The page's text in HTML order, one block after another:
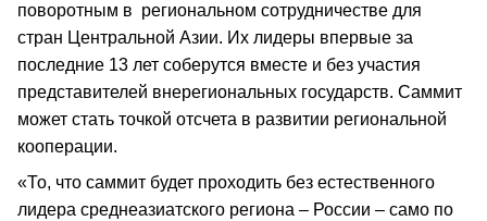
поворотным в региональном сотрудничестве для
стран Центральной Азии. Их лидеры впервые за
последние 13 лет соберутся вместе и без участия
представителей внерегиональных государств. Саммит
может стать точкой отсчета в развитии региональной
кооперации.
«То, что саммит будет проходить без естественного
лидера среднеазиатского региона – России – само по